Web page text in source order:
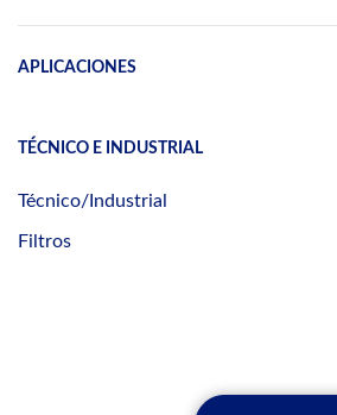
APLICACIONES
TÉCNICO E INDUSTRIAL
Técnico/Industrial
Filtros